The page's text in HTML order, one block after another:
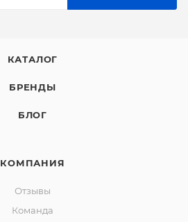
КАТАЛОГ
БРЕНДЫ
БЛОГ
КОМПАНИЯ
Отзывы
Команда